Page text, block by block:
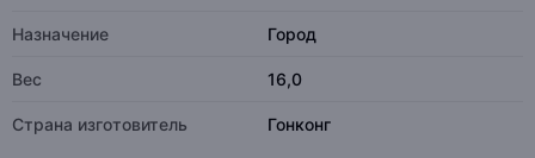
Назначение Город
Вес 16,0
Страна изготовитель Гонконг